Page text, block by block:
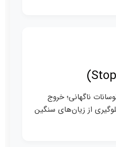
ناگهانی؛ خروج
از زیان‌های سنگین